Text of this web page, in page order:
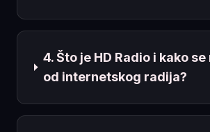
4. Što je HD Radio i kako
od internetskog radija?